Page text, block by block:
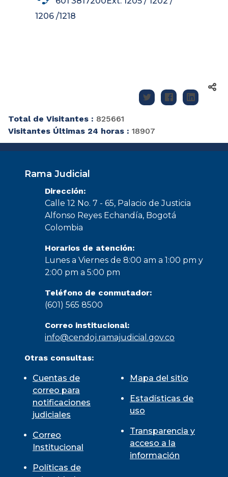
1206 /1218
Total de Visitantes : 825661
Visitantes Últimas 24 horas : 18907
Rama Judicial
Dirección:
Calle 12 No. 7 - 65, Palacio de Justicia
Alfonso Reyes Echandía, Bogotá
Colombia
Horarios de atención:
Lunes a Viernes de 8:00 am a 1:00 pm y
2:00 pm a 5:00 pm
Teléfono de conmutador:
(601) 565 8500
Correo institucional:
info@cendoj.ramajudicial.gov.co
Otras consultas:
Cuentas de
correo para
notificaciones
judiciales
Correo
Institucional
Políticas de
Mapa del sitio
Estadísticas de
uso
Transparencia y
acceso a la
información